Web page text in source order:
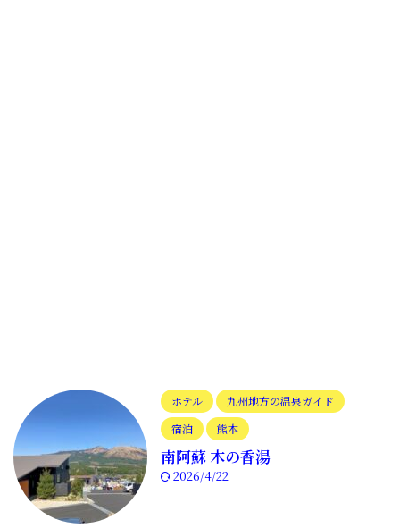
ホテル
九州地方の温泉ガイド
宿泊
熊本
南阿蘇 木の香湯
2026/4/22